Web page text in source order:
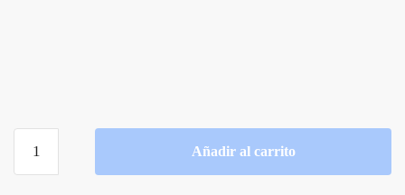
Añadir al carrito